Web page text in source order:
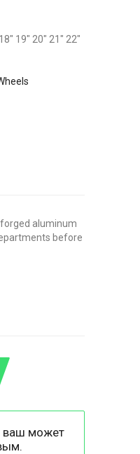
19" 20" 21" 22"
aluminum
before
ваш может